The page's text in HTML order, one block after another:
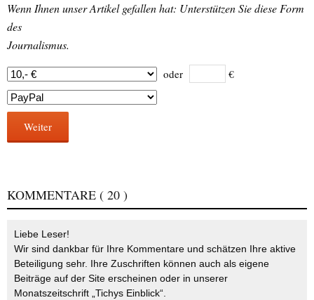
Wenn Ihnen unser Artikel gefallen hat: Unterstützen Sie diese Form
des
Journalismus.
oder €
Weiter
KOMMENTARE ( 20 )
Liebe Leser!
Wir sind dankbar für Ihre Kommentare und schätzen Ihre aktive
Beteiligung sehr. Ihre Zuschriften können auch als eigene
Beiträge auf der Site erscheinen oder in unserer
Monatszeitschrift „Tichys Einblick“.